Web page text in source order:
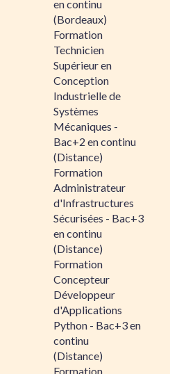
en continu
(Bordeaux)
Formation
Technicien
Supérieur en
Conception
Industrielle de
Systèmes
Mécaniques -
Bac+2 en continu
(Distance)
Formation
Administrateur
d'Infrastructures
Sécurisées - Bac+3
en continu
(Distance)
Formation
Concepteur
Développeur
d'Applications
Python - Bac+3 en
continu
(Distance)
Formation